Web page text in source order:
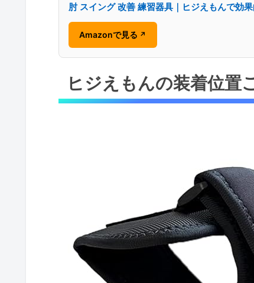
肘 スイング 改善 練習器具｜ヒジえもんで効
Amazonで見る ↗
ヒジえもんの装着位置